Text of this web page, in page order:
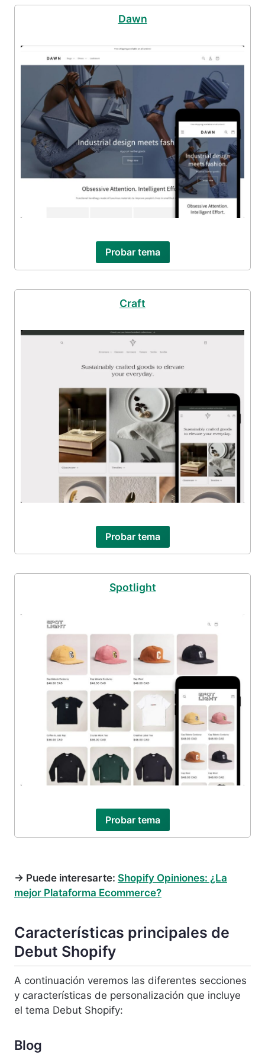
Dawn
Probar tema
Craft
Probar tema
Spotlight
Probar tema
→ Puede interesarte: Shopify Opiniones: ¿La
mejor Plataforma Ecommerce?
Características principales de
Debut Shopify
A continuación veremos las diferentes secciones
y características de personalización que incluye
el tema Debut Shopify:
Blog